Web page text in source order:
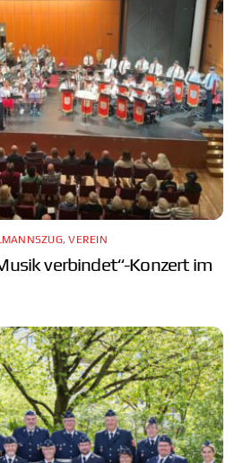
,VEREIN
verbindet“-Konzert im